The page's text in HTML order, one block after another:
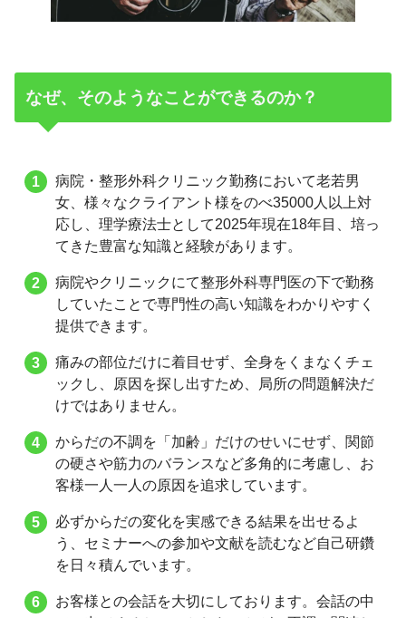
なぜ、そのようなことができるのか？
病院・整形外科クリニック勤務において老若男
女、様々なクライアント様をのべ35000人以上対
応し、理学療法士として2025年現在18年目、培っ
てきた豊富な知識と経験があります。
病院やクリニックにて整形外科専門医の下で勤務
していたことで専門性の高い知識をわかりやすく
提供できます。
痛みの部位だけに着目せず、全身をくまなくチェ
ックし、原因を探し出すため、局所の問題解決だ
けではありません。
からだの不調を「加齢」だけのせいにせず、関節
の硬さや筋力のバランスなど多角的に考慮し、お
客様一人一人の原因を追求しています。
必ずからだの変化を実感できる結果を出せるよ
う、セミナーへの参加や文献を読むなど自己研鑽
を日々積んでいます。
お客様との会話を大切にしております。会話の中